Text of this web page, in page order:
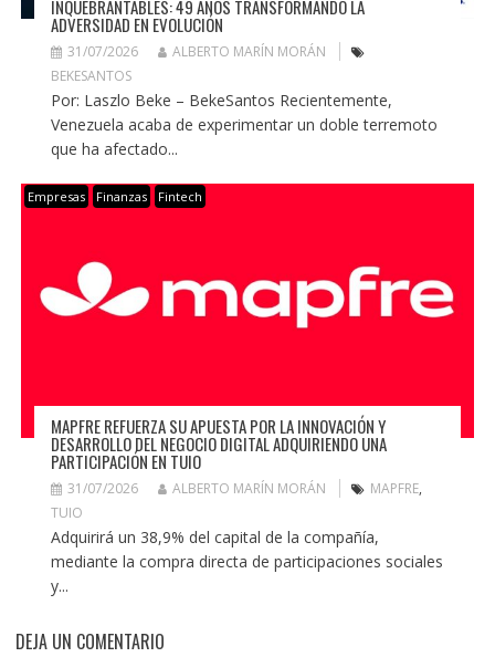
INQUEBRANTABLES: 49 AÑOS TRANSFORMANDO LA
ADVERSIDAD EN EVOLUCIÓN
31/07/2026
ALBERTO MARÍN MORÁN
BEKESANTOS
Por: Laszlo Beke – BekeSantos Recientemente,
Venezuela acaba de experimentar un doble terremoto
que ha afectado...
Empresas Finanzas Fintech
MAPFRE REFUERZA SU APUESTA POR LA INNOVACIÓN Y
DESARROLLO DEL NEGOCIO DIGITAL ADQUIRIENDO UNA
PARTICIPACIÓN EN TUIO
31/07/2026 ALBERTO MARÍN MORÁN MAPFRE,
TUIO
Adquirirá un 38,9% del capital de la compañía,
mediante la compra directa de participaciones sociales
y...
DEJA UN COMENTARIO